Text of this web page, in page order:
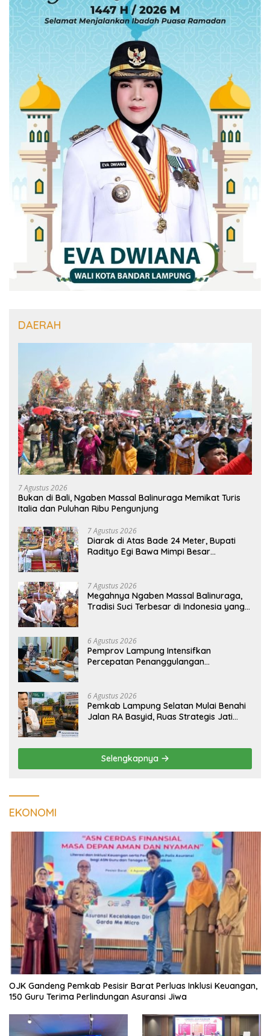
DAERAH
7 Agustus 2026
Bukan di Bali, Ngaben Massal Balinuraga Memikat Turis
Italia dan Puluhan Ribu Pengunjung
7 Agustus 2026
Diarak di Atas Bade 24 Meter, Bupati
Radityo Egi Bawa Mimpi Besar
7 Agustus 2026
Megahnya Ngaben Massal Balinuraga,
Tradisi Suci Terbesar di Indonesia yang
6 Agustus 2026
Pemprov Lampung Intensifkan
Percepatan Penanggulangan
6 Agustus 2026
Pemkab Lampung Selatan Mulai Benahi
Jalan RA Basyid, Ruas Strategis Jati
Selengkapnya
EKONOMI
OJK Gandeng Pemkab Pesisir Barat Perluas Inklusi Keuangan,
150 Guru Terima Perlindungan Asuransi Jiwa